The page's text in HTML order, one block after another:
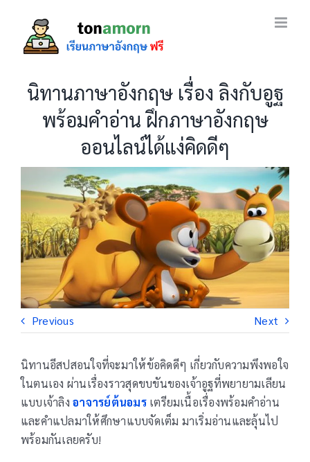
content
นิทานภาษาอังกฤษ เรื่อง ลิงกับอูฐ
พร้อมคำอ่าน ฝึกภาษาอังกฤษ
ออนไลน์ได้แง่คิดดีๆ
Previous Next
นิทานอีสปสอนใจที่จะมาให้ข้อคิดดีๆ เกี่ยวกับความพึงพอใจ
ในตนเอง ผ่านเรื่องราวสุดขบขันของเจ้าอูฐที่พยายามเลียน
แบบเจ้าลิงอาจารย์ต้นอมรเตรียมเนื้อเรื่องพร้อมคำอ่าน
และคำแปลมาให้ศึกษาแบบจัดเต็ม มาเริ่มอ่านและลุ้นไป
พร้อมกันเลยครับ!